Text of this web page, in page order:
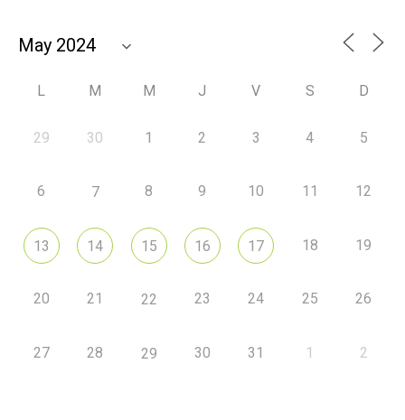
L M M J V S D
29 30 1 2 3 4 5
6 7 8 9 10 11 12
13 14 15 16 17 18 19
20 21 22 23 24 25 26
27 28 29 30 31 1 2